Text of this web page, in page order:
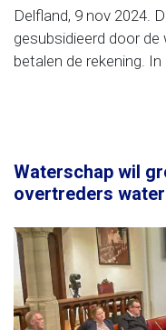
Delfland, 9 nov 2024.
gesubsidieerd door
betalen de rekening.
Waterschap wil
overtreders